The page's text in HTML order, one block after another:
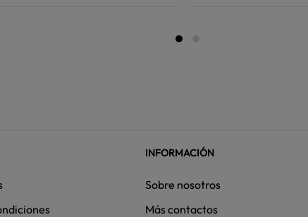
INFORMACIÓN
Sobre nosotros
Más contactos